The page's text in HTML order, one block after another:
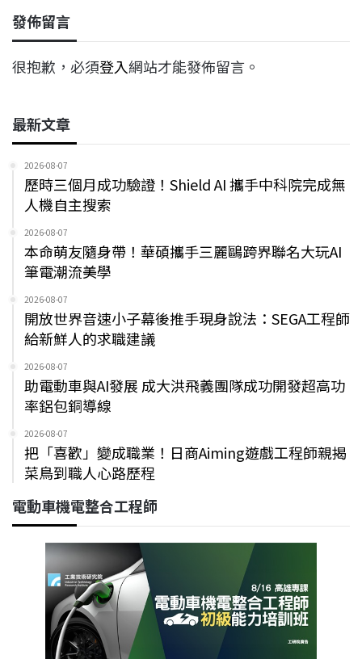
發佈留言
很抱歉，必須登入網站才能發佈留言。
最新文章
2026-08-07
歷時三個月成功驗證！Shield AI 攜手中科院完成無
人機自主搜索
2026-08-07
本命萌友隨身帶！華碩攜手三麗鷗跨界聯名大玩AI
筆電潮流美學
2026-08-07
開放世界音速小子幕後推手現身說法：SEGA工程師
給新鮮人的求職建議
2026-08-07
助電動車與AI發展 成大洪飛義團隊成功開發超高功
率鋁包銅導線
2026-08-07
把「喜歡」變成職業！日商Aiming遊戲工程師親揭
菜鳥到職人心路歷程
電動車機電整合工程師